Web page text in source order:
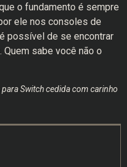
o fundamento é sempre
ele nos consoles de
possível de se encontrar
sabe você não o
Switch cedida com carinho